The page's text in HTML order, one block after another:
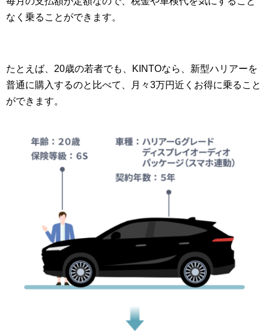
なく乗ることができます。
たとえば、20歳の若者でも、KINTOなら、新型ハリアーを
普通に購入するのと比べて、月々3万円近くお得に乗ること
ができます。